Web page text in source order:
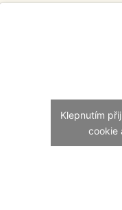
Klepnutím
cookie